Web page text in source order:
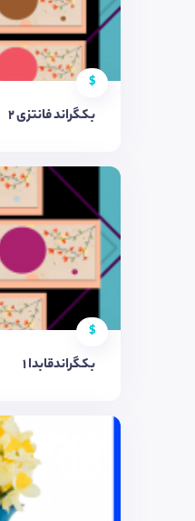
$
بکگراند فانتزی ۲
$
بکگراندقابدا 1